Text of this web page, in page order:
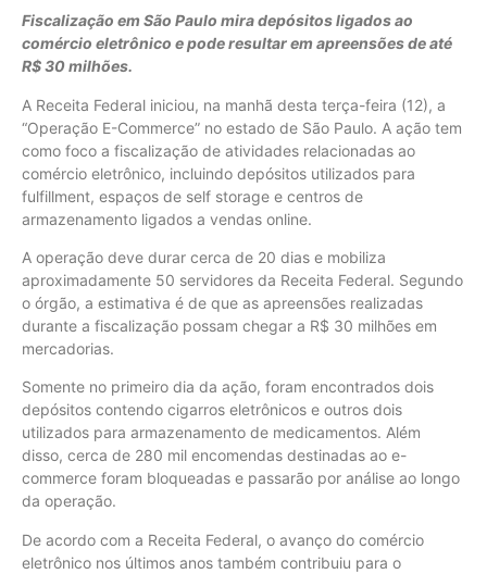
Fiscalização em São Paulo mira depósitos ligados ao
comércio eletrônico e pode resultar em apreensões de até
R$ 30 milhões.
A Receita Federal iniciou, na manhã desta terça-feira (12), a
“Operação E-Commerce” no estado de São Paulo. A ação tem
como foco a fiscalização de atividades relacionadas ao
comércio eletrônico, incluindo depósitos utilizados para
fulfillment, espaços de self storage e centros de
armazenamento ligados a vendas online.
A operação deve durar cerca de 20 dias e mobiliza
aproximadamente 50 servidores da Receita Federal. Segundo
o órgão, a estimativa é de que as apreensões realizadas
durante a fiscalização possam chegar a R$ 30 milhões em
mercadorias.
Somente no primeiro dia da ação, foram encontrados dois
depósitos contendo cigarros eletrônicos e outros dois
utilizados para armazenamento de medicamentos. Além
disso, cerca de 280 mil encomendas destinadas ao e-
commerce foram bloqueadas e passarão por análise ao longo
da operação.
De acordo com a Receita Federal, o avanço do comércio
eletrônico nos últimos anos também contribuiu para o